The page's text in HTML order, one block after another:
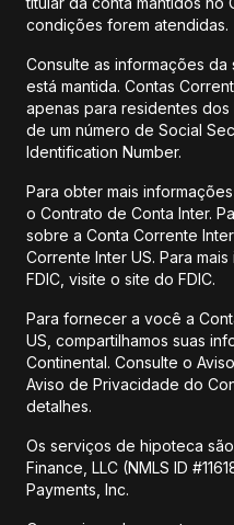
condições forem atendidas.
Consulte as informações
está mantida. Contas
apenas para residentes dos
de um número de Social
Identification Number.
Para obter mais
o Contrato de Conta Inter.
sobre a Conta Corrente
Corrente Inter US. Para
FDIC, visite o site do FDIC.
Para fornecer a você a
US, compartilhamos suas
Continental. Consulte o
Aviso de Privacidade do
detalhes.
Os serviços de hipoteca
Finance, LLC (NMLS ID
Payments, Inc.